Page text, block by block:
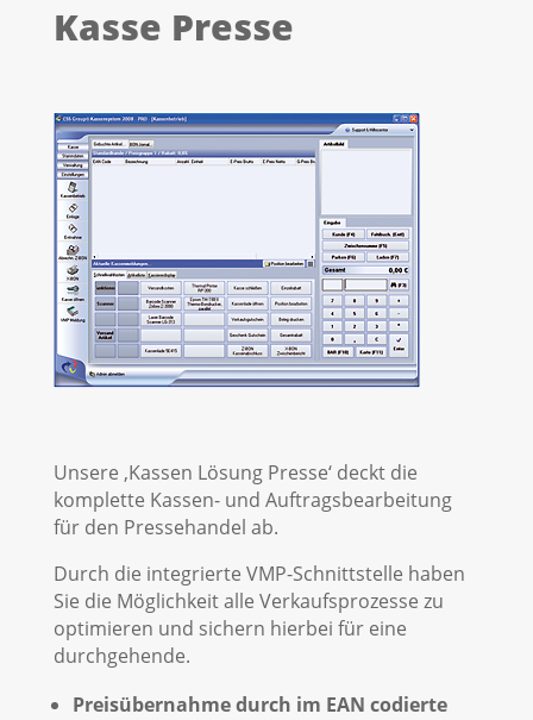
Kasse Presse
Unsere ‚Kassen Lösung Presse‘ deckt die
komplette Kassen- und Auftragsbearbeitung
für den Pressehandel ab.
Durch die integrierte VMP-Schnittstelle haben
Sie die Möglichkeit alle Verkaufsprozesse zu
optimieren und sichern hierbei für eine
durchgehende.
Preisübernahme durch im EAN codierte